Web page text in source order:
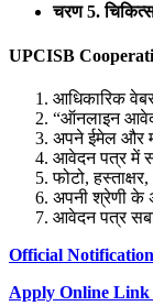
चरण 5.
UPCISB
आधिकारिक
“ऑनलाइन
अपने ईमेल और
आवेदन पत्र में
फोटो,
अपनी श्रेणी
आवेदन पत्र
Official
Apply Online Link